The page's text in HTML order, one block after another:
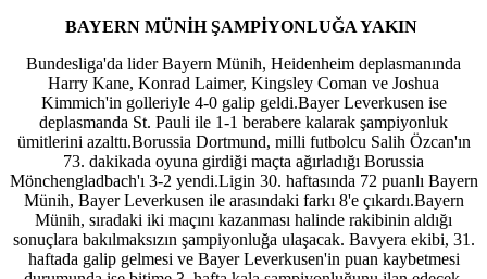
BAYERN MÜNİH ŞAMPİYONLUĞA YAKIN
Bundesliga'da lider Bayern Münih, Heidenheim deplasmanında
Harry Kane, Konrad Laimer, Kingsley Coman ve Joshua
Kimmich'in golleriyle 4-0 galip geldi.Bayer Leverkusen ise
deplasmanda St. Pauli ile 1-1 berabere kalarak şampiyonluk
ümitlerini azalttı.Borussia Dortmund, milli futbolcu Salih Özcan'ın
73. dakikada oyuna girdiği maçta ağırladığı Borussia
Mönchengladbach'ı 3-2 yendi.Ligin 30. haftasında 72 puanlı Bayern
Münih, Bayer Leverkusen ile arasındaki farkı 8'e çıkardı.Bayern
Münih, sıradaki iki maçını kazanması halinde rakibinin aldığı
sonuçlara bakılmaksızın şampiyonluğa ulaşacak. Bavyera ekibi, 31.
haftada galip gelmesi ve Bayer Leverkusen'in puan kaybetmesi